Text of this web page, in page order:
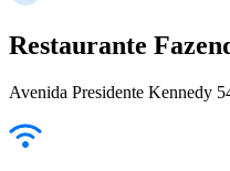
Restaurante
Avenida Presidente Kennedy